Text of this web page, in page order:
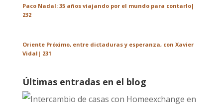
Paco Nadal: 35 años viajando por el mundo para contarlo|
232
Oriente Próximo, entre dictaduras y esperanza, con Xavier
Vidal| 231
Últimas entradas en el blog